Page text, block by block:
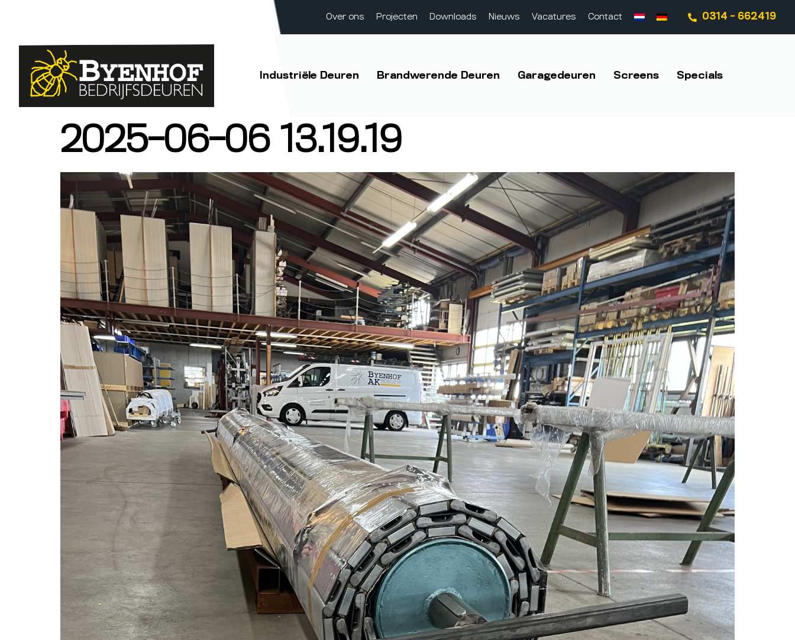
Over ons Projecten Downloads Nieuws Vacatures Contact 0314 - 662419
Industriële Deuren Brandwerende Deuren Garagedeuren Screens Specials
2025-06-06 13.19.19